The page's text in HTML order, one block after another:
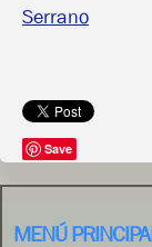
Serrano
Save
MENÚ